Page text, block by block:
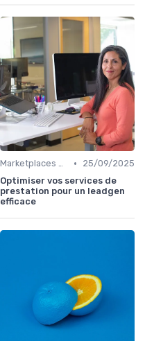
Marketplaces de leadgen •
25/09/2025
Optimiser vos services de
prestation pour un leadgen
efficace